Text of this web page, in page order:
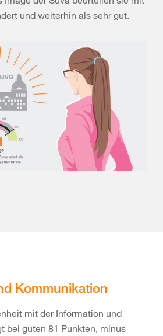
und weiterhin als sehr gut.
Kommunikation
mit der Information und
bei guten 81 Punkten, minus